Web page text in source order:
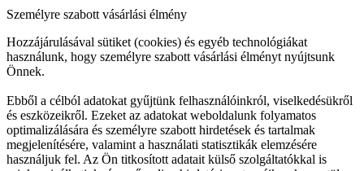
Személyre szabott vásárlási élmény
Hozzájárulásával sütiket (cookies) és egyéb technológiákat
használunk, hogy személyre szabott vásárlási élményt nyújtsunk
Önnek.
Ebből a célból adatokat gyűjtünk felhasználóinkról, viselkedésükről
és eszközeikről. Ezeket az adatokat weboldalunk folyamatos
optimalizálására és személyre szabott hirdetések és tartalmak
megjelenítésére, valamint a használati statisztikák elemzésére
használjuk fel. Az Ön titkosított adatait külső szolgáltatókkal is